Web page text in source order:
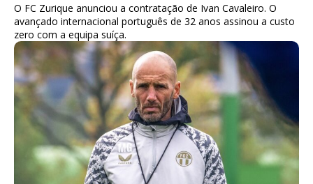
O FC Zurique anunciou a contratação de Ivan Cavaleiro. O
avançado internacional português de 32 anos assinou a custo
zero com a equipa suíça.